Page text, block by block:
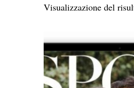
Visualizzazione del